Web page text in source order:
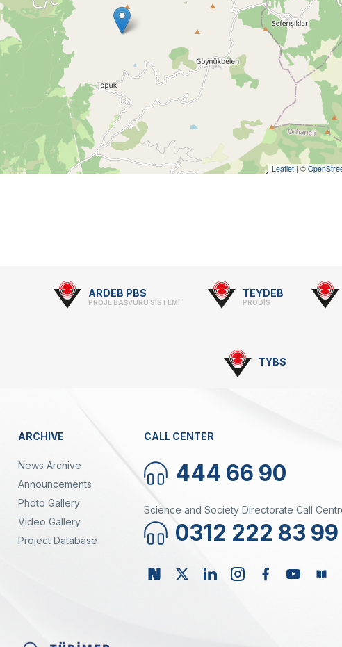
Leaflet | ©
ARDEB PBS
PROJE BAŞVURU SİSTEMİ
TEYDEB
PRODİS
TYBS
ARCHIVE
News Archive
Announcements
Photo Gallery
Video Gallery
Project Database
CALL CENTER
444 66 90
Science and Society Directorate Call
0312 222 83 99